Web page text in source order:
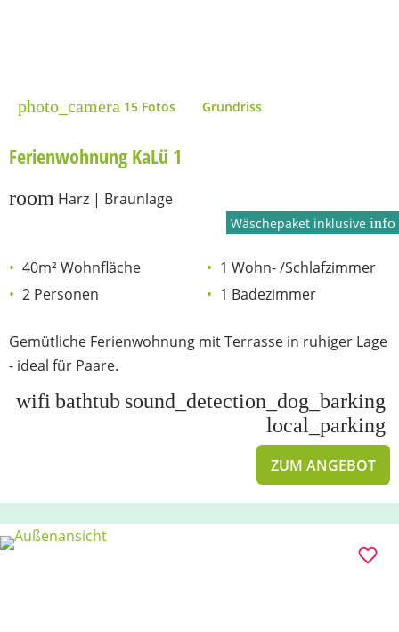
photo_camera 15 Fotos Grundriss
Ferienwohnung KaLü 1
room Harz | Braunlage
Wäschepaket inklusiveinfo
40m² Wohnfläche
2 Personen
1 Wohn- /Schlafzimmer
1 Badezimmer
Gemütliche Ferienwohnung mit Terrasse in ruhiger Lage
- ideal für Paare.
wifi bathtub sound_detection_dog_barking
local_parking
ZUM ANGEBOT